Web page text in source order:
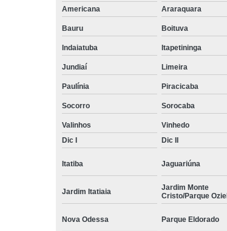
Americana
Araraquara
Bauru Boituva
Indaiatuba Itapetininga
Jundiaí Limeira
Paulínia Piracicaba
Socorro Sorocaba
Valinhos Vinhedo
Dic I
Dic II
Itatiba Jaguariúna
Jardim Itatiaia
Jardim Monte
Cristo/Parque Oziel
Nova Odessa Parque Eldorado